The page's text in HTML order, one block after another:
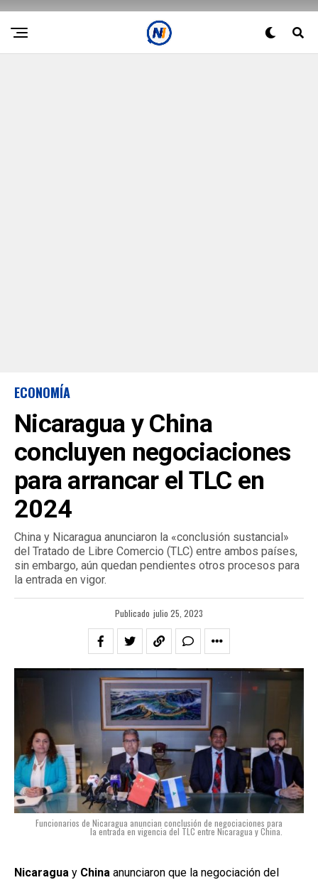
ECONOMÍA
Nicaragua y China
concluyen negociaciones
para arrancar el TLC en
2024
China y Nicaragua anunciaron la «conclusión sustancial»
del Tratado de Libre Comercio (TLC) entre ambos países,
sin embargo, aún quedan pendientes otros procesos para
la entrada en vigor.
Publicado julio 25, 2023
Funcionarios de Nicaragua anuncian conclusión de negociaciones para
la entrada en vigencia del TLC entre Nicaragua y China.
Nicaragua y China anunciaron que la negociación del